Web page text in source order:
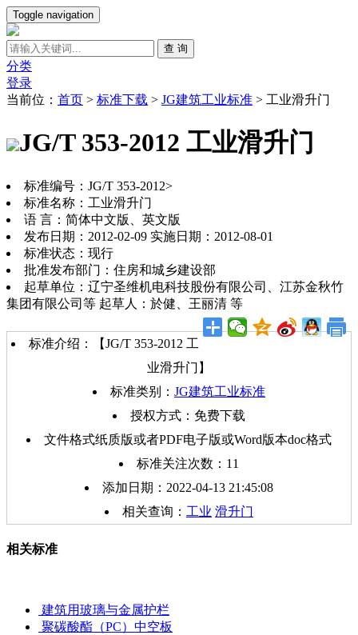
Toggle navigation
查 询
分类
登录
当前位： 首页 > 标准下载 > JG建筑工业标准 > 工业滑升门
JG/T 353-2012 工业滑升门
标准编号：JG/T 353-2012>
标准名称：工业滑升门
语 言：简体中文版、英文版
发布日期：2012-02-09 实施日期：2012-08-01
标准状态：现行
批准发布部门：住房和城乡建设部
起草单位：辽宁圣维机电科技股份有限公司、江苏金秋竹
集团有限公司等 起草人：於健、王丽清 等
标准介绍：【JG/T 353-2012 工
业滑升门】
标准类别： JG建筑工业标准
授权方式：免费下载
文件格式纸质版或者PDF电子版或Word版本doc格式
标准关注次数： 11
添加日期：2022-04-13 21:45:08
相关查询： 工业 滑升门
相关标准
建筑用玻璃与金属护栏
聚碳酸酯（PC）中空板